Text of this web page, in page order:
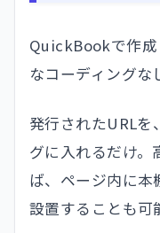
QuickBookで作成
なコーディングな
発行されたURLを
グに入れるだけ。
ば、ページ内に本
設置することも可